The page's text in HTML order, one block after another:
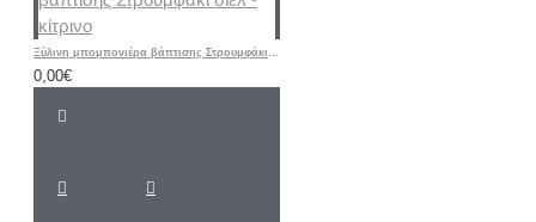
Ξύλινη μπομπονιέρα βάπτισης Στρουμφάκι σιελ - κίτρινο
0,00€